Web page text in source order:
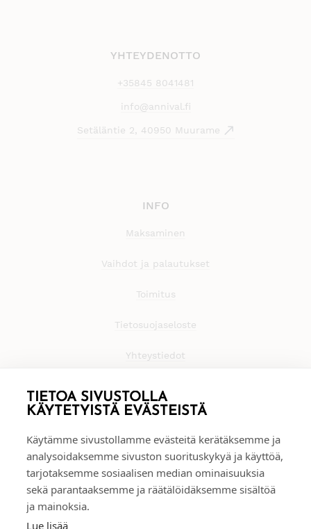
TIETOA SIVUSTOLLA
KÄYTETYISTÄ EVÄSTEISTÄ
Käytämme sivustollamme evästeitä kerätäksemme ja
analysoidaksemme sivuston suorituskykyä ja käyttöä,
tarjotaksemme sosiaalisen median ominaisuuksia
sekä parantaaksemme ja räätälöidäksemme sisältöä
ja mainoksia.
Lue lisää
YHTEYDENOTTO
+35845 8041481
info@annival.fi
Setäläntie 2, 40950 Muurame
INFO
Maksaminen
Vaihdot ja palautukset
Toimitus
Tietosuojaseloste
Yhteystiedot